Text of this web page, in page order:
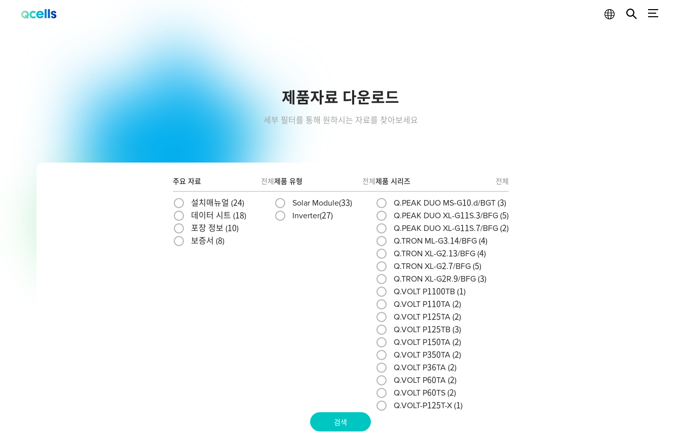
제품자료 다운로드
세부 필터를 통해 원하시는 자료를 찾아보세요
주요 자료 전체
설치매뉴얼 (24)
데이터 시트 (18)
포장 정보 (10)
보증서 (8)
제품 유형 전체
Solar Module(33)
Inverter(27)
제품 시리즈 전체
Q.PEAK DUO MS-G10.d/BGT (3)
Q.PEAK DUO XL-G11S.3/BFG (5)
Q.PEAK DUO XL-G11S.7/BFG (2)
Q.TRON ML-G3.14/BFG (4)
Q.TRON XL-G2.13/BFG (4)
Q.TRON XL-G2.7/BFG (5)
Q.TRON XL-G2R.9/BFG (3)
Q.VOLT P1100TB (1)
Q.VOLT P110TA (2)
Q.VOLT P125TA (2)
Q.VOLT P125TB (3)
Q.VOLT P150TA (2)
Q.VOLT P350TA (2)
Q.VOLT P36TA (2)
Q.VOLT P60TA (2)
Q.VOLT P60TS (2)
Q.VOLT-P125T-X (1)
검색